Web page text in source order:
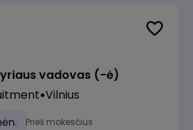
vadovas (-ė)
Vilnius
Prieš mokesčius